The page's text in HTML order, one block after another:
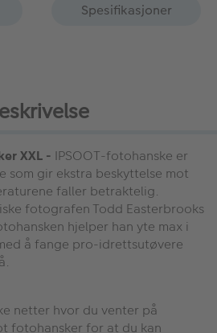
Spesifikasjoner
XXL - IPSOOT-fotohanske er
som gir ekstra beskyttelse mot
faller betraktelig.
fotografen Todd Easterbrooks
hjelper han yte max i
å fange pro-idrettsutøvere
netter hvor du venter på
fotohansker for at du kan